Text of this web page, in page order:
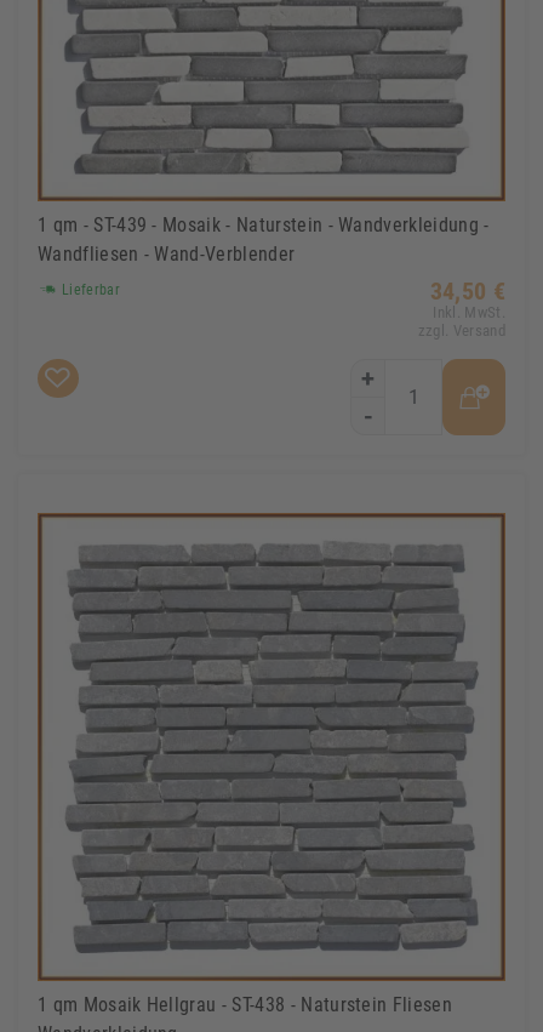
1 qm - ST-439 - Mosaik - Naturstein - Wandverkleidung -
Wandfliesen - Wand-Verblender
Lieferbar 34,50 €
Inkl. MwSt.
zzgl. Versand
+
-
1 qm Mosaik Hellgrau - ST-438 - Naturstein Fliesen